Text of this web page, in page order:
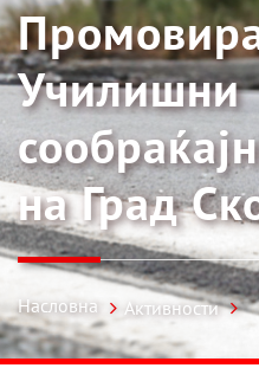
Училишни
на Град
Насловна Активности